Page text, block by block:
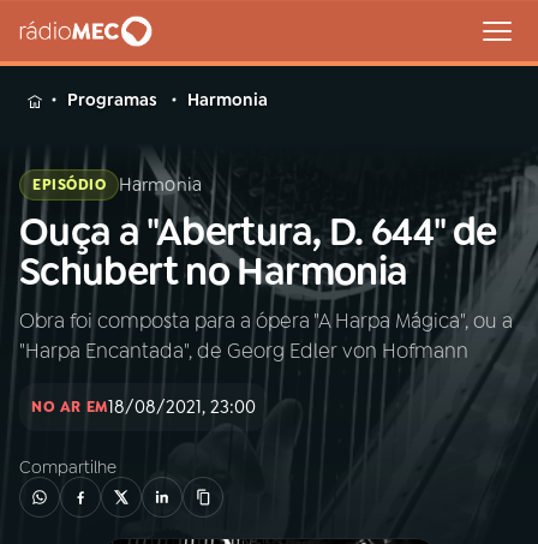
MENU
Buscar
na
Rádio
MEC
Buscar
Início AO VIVO
02A RÁDIO
Programas Harmonia
EPISÓDIO Harmonia
Ouça a "Abertura, D. 644" de
Schubert no Harmonia
Obra foi composta para a ópera "A Harpa Mágica", ou a
"Harpa Encantada", de Georg Edler von Hofmann
NO AR EM18/08/2021, 23:00
Compartilhe